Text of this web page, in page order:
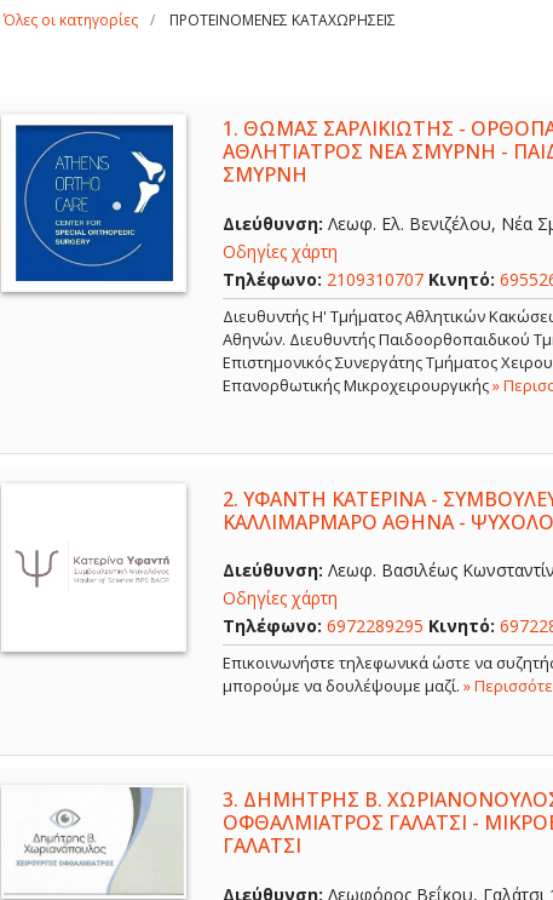
Όλες οι κατηγορίες ΠΡΟΤΕΙΝΟΜΕΝΕΣ ΚΑΤΑΧΩΡΗΣΕΙΣ
1. ΘΩΜΑΣ ΣΑΡΛΙΚΙΩΤΗΣ -
ΑΘΛΗΤΙΑΤΡΟΣ ΝΕΑ ΣΜΥΡΝΗ -
ΣΜΥΡΝΗ
Διεύθυνση: Λεωφ. Ελ. Βενιζέλου, Νέα
Οδηγίες χάρτη
Τηλέφωνο: 2109310707 Κινητό:
Διευθυντής Η' Τμήματος Αθλητικών
Αθηνών. Διευθυντής Παιδοορθοπαιδικού
Επιστημονικός Συνεργάτης Τμήματος
Επανορθωτικής Μικροχειρουργικής»
2. ΥΦΑΝΤΗ ΚΑΤΕΡΙΝΑ -
ΚΑΛΛΙΜΑΡΜΑΡΟ ΑΘΗΝΑ -
Διεύθυνση: Λεωφ. Βασιλέως
Οδηγίες χάρτη
Τηλέφωνο: 6972289295 Κινητό:
Επικοινωνήστε τηλεφωνικά ώστε να
μπορούμε να δουλέψουμε μαζί. »
3. ΔΗΜΗΤΡΗΣ Β.
ΟΦΘΑΛΜΙΑΤΡΟΣ ΓΑΛΑΤΣΙ -
ΓΑΛΑΤΣΙ
Διεύθυνση: Λεωφόρος Βεΐκου, Γαλάτσι